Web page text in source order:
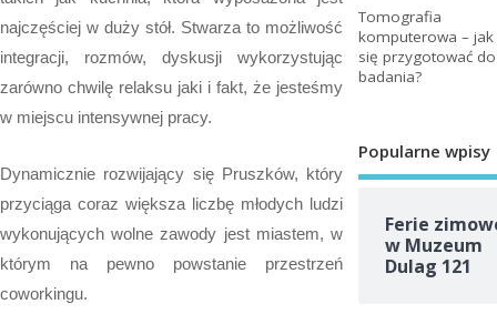
najczęściej w duży stół. Stwarza to możliwość
integracji, rozmów, dyskusji wykorzystując
zarówno chwilę relaksu jaki i fakt, że jesteśmy
w miejscu intensywnej pracy.
Dynamicznie rozwijający się Pruszków, który
przyciąga coraz większa liczbę młodych ludzi
wykonujących wolne zawody jest miastem, w
którym na pewno powstanie przestrzeń
coworkingu.
Tomografia
komputerowa – jak
się przygotować do
badania?
Popularne wpisy
Ferie
w Muzeum
Dulag 121